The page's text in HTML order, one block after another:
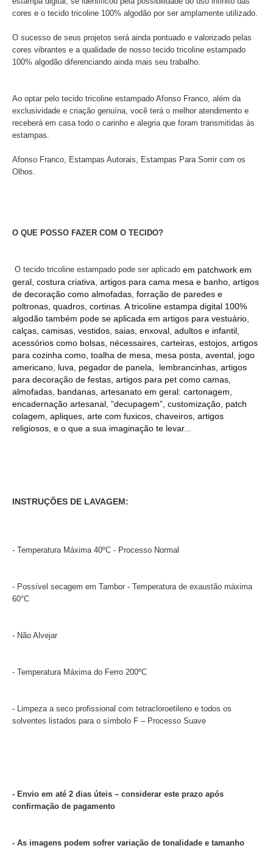
cores e o tecido tricoline 100% algodão por ser amplamente utilizado.
O sucesso de seus projetos será ainda pontuado e valorizado pelas
cores vibrantes e a qualidade de nosso tecido tricoline estampado
100% algodão diferenciando ainda mais seu trabalho.
Ao optar pelo tecido tricoline estampado Afonso Franco, além da
exclusividade e criação genuína, você terá o melhor atendimento e
receberá em casa todo o carinho e alegria que foram transmitidas às
estampas.
Afonso Franco, Estampas Autorais, Estampas Para Sorrir com os
Olhos.
O QUE POSSO FAZER COM O TECIDO?
O tecido tricoline estampado pode ser aplicado em patchwork em
geral, costura criativa, artigos para cama mesa e banho, artigos
de decoração como almofadas, forração de paredes e
poltronas, quadros, cortinas. A tricoline estampa digital 100%
algodão também pode se aplicada em artigos para vestuário,
calças, camisas, vestidos, saias, enxoval, adultos e infantil,
acessórios como bolsas, nécessaires, carteiras, estojos, artigos
para cozinha como, toalha de mesa, mesa posta, avental, jogo
americano, luva, pegador de panela, lembrancinhas, artigos
para decoração de festas, artigos para pet como camas,
almofadas, bandanas, artesanato em geral: cartonagem,
encadernação artesanal, “decupagem”, customização, patch
colagem, apliques, arte com fuxicos, chaveiros, artigos
religiosos, e o que a sua imaginação te levar...
INSTRUÇÕES DE LAVAGEM:
- Temperatura Máxima 40ºC - Processo Normal
- Possível secagem em Tambor - Temperatura de exaustão máxima
60°C
- Não Alvejar
- Temperatura Máxima do Ferro 200ºC
- Limpeza a seco profissional com tetracloroetileno e todos os
solventes listados para o símbolo F – Processo Suave
- Envio em até 2 dias úteis – considerar este prazo após
confirmação de pagamento
- As imagens podem sofrer variação de tonalidade e tamanho